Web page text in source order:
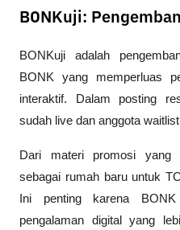
BONKuji:
BONKuji adalah
BONK yang memperluas
interaktif. Dalam posting
sudah live dan anggota
Dari materi promosi yang
sebagai rumah baru untuk
Ini penting karena
pengalaman digital yang